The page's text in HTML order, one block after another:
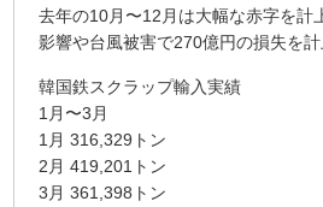
去年の10月〜12月は大幅な赤字を計
影響や台風被害で270億円の損失を計
韓国鉄スクラップ輸入実績
1月〜3月
1月 316,329トン
2月 419,201トン
3月 361,398トン